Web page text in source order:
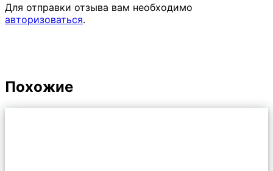
Для отправки отзыва вам необходимо
авторизоваться.
Похожие